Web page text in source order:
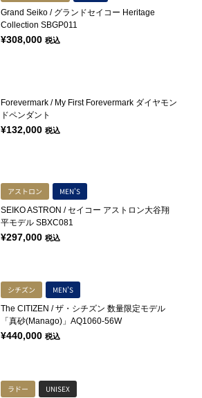
Grand Seiko / グランドセイコー Heritage
Collection SBGP011
¥308,000 税込
Forevermark / My First Forevermark ダイヤモン
ドペンダント
¥132,000 税込
アストロン MEN'S
SEIKO ASTRON / セイコー アストロン大谷翔
平モデル SBXC081
¥297,000 税込
シチズン MEN'S
The CITIZEN / ザ・シチズン 数量限定モデル
「真砂(Manago)」AQ1060-56W
¥440,000 税込
ラドー UNISEX